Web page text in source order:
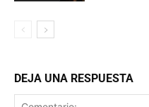
DEJA UNA RESPUESTA